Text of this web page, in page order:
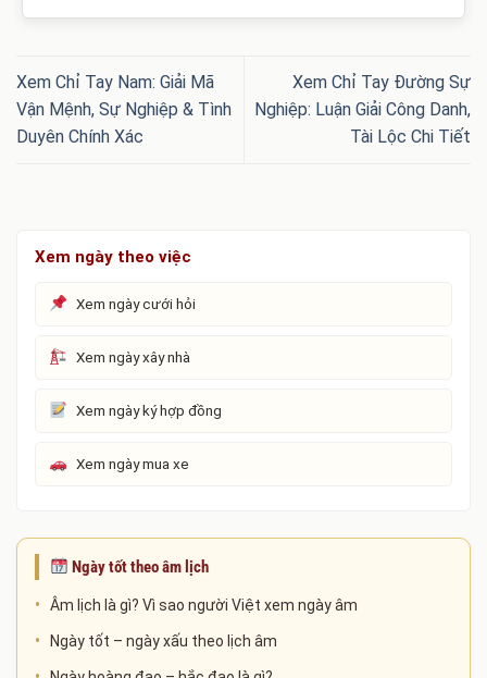
Xem Chỉ Tay Nam: Giải Mã
Vận Mệnh, Sự Nghiệp & Tình
Duyên Chính Xác
Xem Chỉ Tay Đường Sự
Nghiệp: Luận Giải Công Danh,
Tài Lộc Chi Tiết
Xem ngày theo việc
Xem ngày cưới hỏi
Xem ngày xây nhà
Xem ngày ký hợp đồng
Xem ngày mua xe
Ngày tốt theo âm lịch
Âm lịch là gì? Vì sao người Việt xem ngày âm
Ngày tốt – ngày xấu theo lịch âm